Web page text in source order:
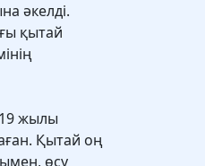
әкелді.
қытай
жылы
Қытай оң
өсу